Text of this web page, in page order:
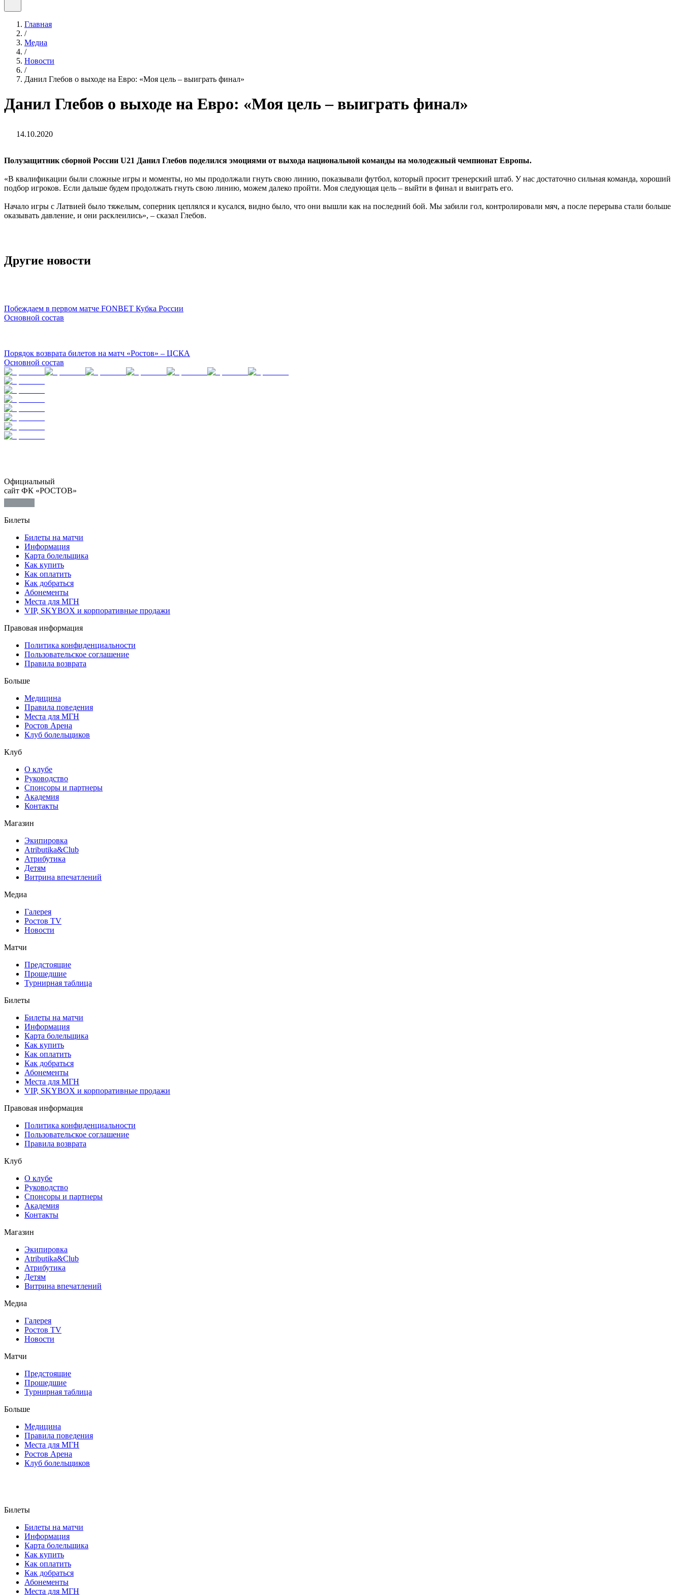
Главная
/
Медиа
/
Новости
/
Данил Глебов о выходе на Евро: «Моя цель – выиграть финал»
Данил Глебов о выходе на Евро: «Моя цель – выиграть финал»
14.10.2020
Полузащитник сборной России U21 Данил Глебов поделился эмоциями от выхода национальной команды на молодежный чемпионат Европы.
«В квалификации были сложные игры и моменты, но мы продолжали гнуть свою линию, показывали футбол, который просит тренерский штаб. У нас достаточно сильная команда, хороший
подбор игроков. Если дальше будем продолжать гнуть свою линию, можем далеко пройти. Моя следующая цель – выйти в финал и выиграть его.
Начало игры с Латвией было тяжелым, соперник цеплялся и кусался, видно было, что они вышли как на последний бой. Мы забили гол, контролировали мяч, а после перерыва стали больше
оказывать давление, и они расклеились», – сказал Глебов.
Другие новости
Побеждаем в первом матче FONBET Кубка России
Основной состав
Порядок возврата билетов на матч «Ростов» – ЦСКА
Основной состав
Официальный
сайт ФК «РОСТОВ»
Билеты
Билеты на матчи
Информация
Карта болельщика
Как купить
Как оплатить
Как добраться
Абонементы
Места для МГН
VIP, SKYBOX и корпоративные продажи
Правовая информация
Политика конфиденциальности
Пользовательское соглашение
Правила возврата
Больше
Медицина
Правила поведения
Места для МГН
Ростов Арена
Клуб болельщиков
Клуб
О клубе
Руководство
Спонсоры и партнеры
Академия
Контакты
Магазин
Экипировка
Atributika&Club
Атрибутика
Детям
Витрина впечатлений
Медиа
Галерея
Ростов TV
Новости
Матчи
Предстоящие
Прошедшие
Турнирная таблица
Билеты
Билеты на матчи
Информация
Карта болельщика
Как купить
Как оплатить
Как добраться
Абонементы
Места для МГН
VIP, SKYBOX и корпоративные продажи
Правовая информация
Политика конфиденциальности
Пользовательское соглашение
Правила возврата
Клуб
О клубе
Руководство
Спонсоры и партнеры
Академия
Контакты
Магазин
Экипировка
Atributika&Club
Атрибутика
Детям
Витрина впечатлений
Медиа
Галерея
Ростов TV
Новости
Матчи
Предстоящие
Прошедшие
Турнирная таблица
Больше
Медицина
Правила поведения
Места для МГН
Ростов Арена
Клуб болельщиков
Билеты
Билеты на матчи
Информация
Карта болельщика
Как купить
Как оплатить
Как добраться
Абонементы
Места для МГН